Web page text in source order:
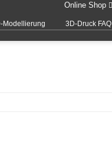
Online Shop
Modellierung 3D-Druck FAQ